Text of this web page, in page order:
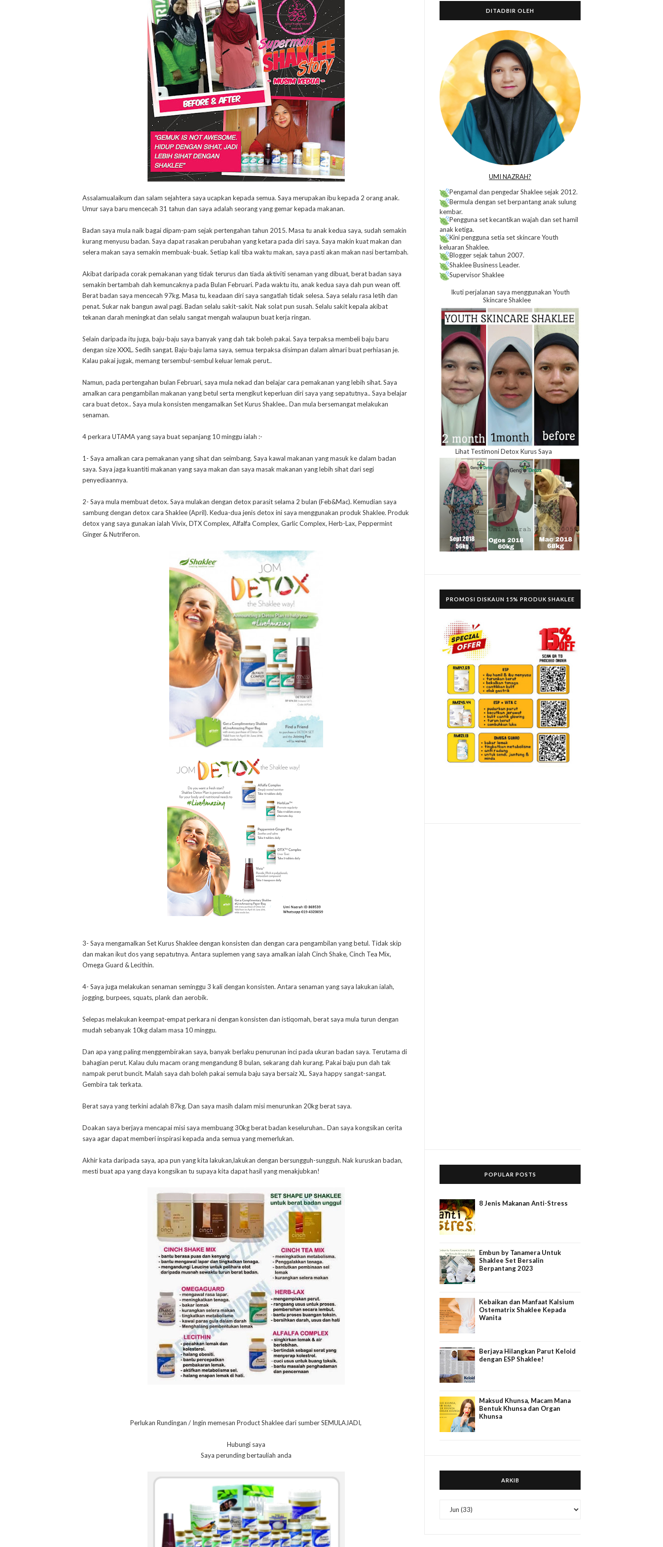
Assalamualaikum dan salam sejahtera saya ucapkan kepada semua. Saya merupakan ibu kepada 2 orang anak.
Umur saya baru mencecah 31 tahun dan saya adalah seorang yang gemar kepada makanan.
Badan saya mula naik bagai dipam-pam sejak pertengahan tahun 2015. Masa tu anak kedua saya, sudah semakin
kurang menyusu badan. Saya dapat rasakan perubahan yang ketara pada diri saya. Saya makin kuat makan dan
selera makan saya semakin membuak-buak. Setiap kali tiba waktu makan, saya pasti akan makan nasi bertambah.
Akibat daripada corak pemakanan yang tidak terurus dan tiada aktiviti senaman yang dibuat, berat badan saya
semakin bertambah dah kemuncaknya pada Bulan Februari. Pada waktu itu, anak kedua saya dah pun wean off.
Berat badan saya mencecah 97kg. Masa tu, keadaan diri saya sangatlah tidak selesa. Saya selalu rasa letih dan
penat. Sukar nak bangun awal pagi. Badan selalu sakit-sakit. Nak solat pun susah. Selalu sakit kepala akibat
tekanan darah meningkat dan selalu sangat mengah walaupun buat kerja ringan.
Selain daripada itu juga, baju-baju saya banyak yang dah tak boleh pakai. Saya terpaksa membeli baju baru
dengan size XXXL. Sedih sangat. Baju-baju lama saya, semua terpaksa disimpan dalam almari buat perhiasan je.
Kalau pakai jugak, memang tersembul-sembul keluar lemak perut..
Namun, pada pertengahan bulan Februari, saya mula nekad dan belajar cara pemakanan yang lebih sihat. Saya
amalkan cara pengambilan makanan yang betul serta mengikut keperluan diri saya yang sepatutnya.. Saya belajar
cara buat detox.. Saya mula konsisten mengamalkan Set Kurus Shaklee.. Dan mula bersemangat melakukan
senaman.
4 perkara UTAMA yang saya buat sepanjang 10 minggu ialah :-
1- Saya amalkan cara pemakanan yang sihat dan seimbang. Saya kawal makanan yang masuk ke dalam badan
saya. Saya jaga kuantiti makanan yang saya makan dan saya masak makanan yang lebih sihat dari segi
penyediaannya.
2- Saya mula membuat detox. Saya mulakan dengan detox parasit selama 2 bulan (Feb&Mac). Kemudian saya
sambung dengan detox cara Shaklee (April). Kedua-dua jenis detox ini saya menggunakan produk Shaklee. Produk
detox yang saya gunakan ialah Vivix, DTX Complex, Alfalfa Complex, Garlic Complex, Herb-Lax, Peppermint
Ginger & Nutriferon.
3- Saya mengamalkan Set Kurus Shaklee dengan konsisten dan dengan cara pengambilan yang betul. Tidak skip
dan makan ikut dos yang sepatutnya. Antara suplemen yang saya amalkan ialah Cinch Shake, Cinch Tea Mix,
Omega Guard & Lecithin.
4- Saya juga melakukan senaman seminggu 3 kali dengan konsisten. Antara senaman yang saya lakukan ialah,
jogging, burpees, squats, plank dan aerobik.
Selepas melakukan keempat-empat perkara ni dengan konsisten dan istiqomah, berat saya mula turun dengan
mudah sebanyak 10kg dalam masa 10 minggu.
Dan apa yang paling menggembirakan saya, banyak berlaku penurunan inci pada ukuran badan saya. Terutama di
bahagian perut. Kalau dulu macam orang mengandung 8 bulan, sekarang dah kurang. Pakai baju pun dah tak
nampak perut buncit. Malah saya dah boleh pakai semula baju saya bersaiz XL. Saya happy sangat-sangat.
Gembira tak terkata.
Berat saya yang terkini adalah 87kg. Dan saya masih dalam misi menurunkan 20kg berat saya.
Doakan saya berjaya mencapai misi saya membuang 30kg berat badan keseluruhan.. Dan saya kongsikan cerita
saya agar dapat memberi inspirasi kepada anda semua yang memerlukan.
Akhir kata daripada saya, apa pun yang kita lakukan,lakukan dengan bersungguh-sungguh. Nak kuruskan badan,
mesti buat apa yang daya kongsikan tu supaya kita dapat hasil yang menakjubkan!
Perlukan Rundingan / Ingin memesan Product Shaklee dari sumber SEMULAJADI,
Hubungi saya
Saya perunding bertauliah anda
r
DITADBIR OLEH
UMI NAZRAH?
Pengamal dan pengedar Shaklee sejak 2012.
Bermula dengan set berpantang anak sulung
kembar.
Pengguna set kecantikan wajah dan set hamil
anak ketiga.
Kini pengguna setia set skincare Youth
keluaran Shaklee.
Blogger sejak tahun 2007.
Shaklee Business Leader.
Supervisor Shaklee
Ikuti perjalanan saya menggunakan Youth
Skincare Shaklee
Lihat Testimoni Detox Kurus Saya
PROMOSI DISKAUN 15% PRODUK SHAKLEE
POPULAR POSTS
8 Jenis Makanan Anti-Stress
Embun by Tanamera Untuk
Shaklee Set Bersalin
Berpantang 2023
Kebaikan dan Manfaat Kalsium
Ostematrix Shaklee Kepada
Wanita
Berjaya Hilangkan Parut Keloid
dengan ESP Shaklee!
Maksud Khunsa, Macam Mana
Bentuk Khunsa dan Organ
Khunsa
ARKIB